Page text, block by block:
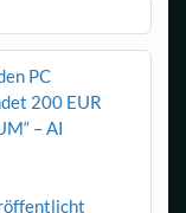
PC
200 EUR
– AI